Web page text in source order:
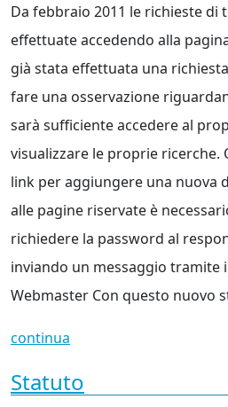
Da febbraio 2011 le richieste di
effettuate accedendo alla
già stata effettuata una
fare una osservazione
sarà sufficiente accedere al
visualizzare le proprie ricerche.
link per aggiungere una nuova
alle pagine riservate è
richiedere la password al
inviando un messaggio tramite
Webmaster Con questo nuovo
continua
Statuto